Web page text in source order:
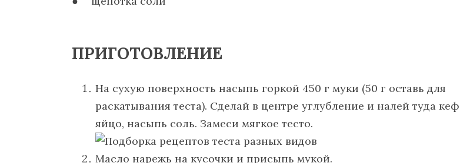
ПРИГОТОВЛЕНИЕ
На сухую поверхность насыпь горкой 450 г муки (50 г оставь для
раскатывания теста). Сделай в центре углубление и налей туда
яйцо, насыпь соль. Замеси мягкое тесто.
Масло нарежь на кусочки и присыпь мукой.